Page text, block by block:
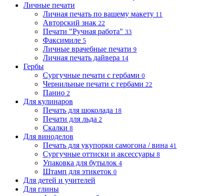
Личные печати
Личная печать по вашему макету 11
Авторский знак 22
Печати "Ручная работа" 33
Факсимиле 5
Личные врачебные печати 9
Личная печать дайвера 14
Гербы
Сургучные печати с гербами 0
Чернильные печати с гербами 22
Панно 2
Для кулинаров
Печать для шоколада 18
Печати для льда 2
Скалки 8
Для виноделов
Печать для укупорки самогона / вина 41
Сургучные оттиски и аксессуары 8
Упаковка для бутылок 4
Штамп для этикеток 0
Для детей и учителей
Для глины